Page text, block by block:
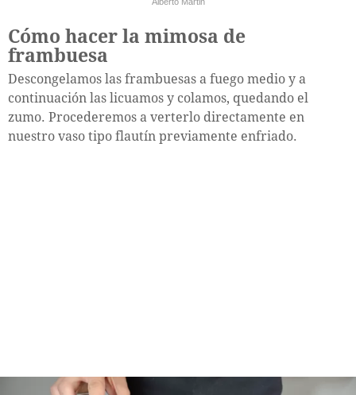
Cómo hacer la mimosa de
frambuesa
Descongelamos las frambuesas a fuego medio y a
continuación las licuamos y colamos, quedando el
zumo. Procederemos a verterlo directamente en
nuestro vaso tipo flautín previamente enfriado.